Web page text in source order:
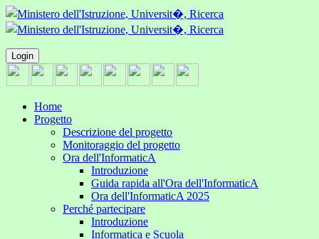
Login
Home
Progetto
Descrizione del progetto
Monitoraggio del progetto
Ora dell'InformaticA
Introduzione
Guida rapida all'Ora dell'InformaticA
Ora dell'InformaticA 2025
Perché partecipare
Introduzione
Informatica e Scuola